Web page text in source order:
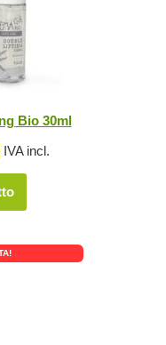
Bio 30ml
Il
prezzo
attuale
35,20 €.
IVA incl.